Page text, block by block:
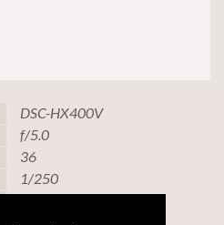
DSC-HX400V
f/5.0
36
1/250
160